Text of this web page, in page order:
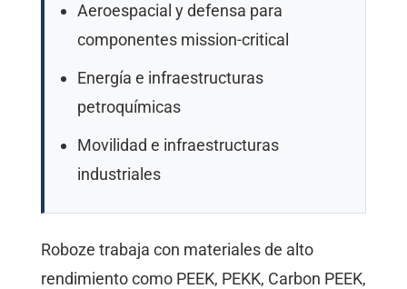
Aeroespacial y defensa para
componentes mission-critical
Energía e infraestructuras
petroquímicas
Movilidad e infraestructuras
industriales
Roboze trabaja con materiales de alto
rendimiento como PEEK, PEKK, Carbon PEEK,